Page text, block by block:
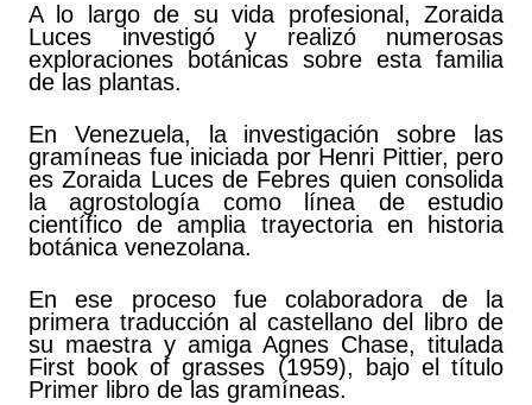
A lo largo de su vida profesional, Zoraida
Luces investigó y realizó numerosas
exploraciones botánicas sobre esta familia
de las plantas.
En Venezuela, la investigación sobre las
gramíneas fue iniciada por Henri Pittier, pero
es Zoraida Luces de Febres quien consolida
la agrostología como línea de estudio
científico de amplia trayectoria en historia
botánica venezolana.
En ese proceso fue colaboradora de la
primera traducción al castellano del libro de
su maestra y amiga Agnes Chase, titulada
First book of grasses (1959), bajo el título
Primer libro de las gramíneas.